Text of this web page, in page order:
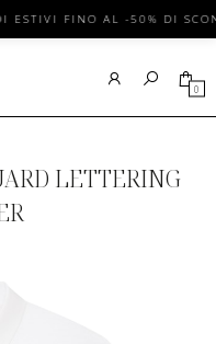
ESTIVI FINO AL -50% DI
0
LETTERING